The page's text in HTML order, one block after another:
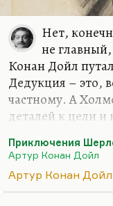
Нет,
не
Конан Дойл
Дедукция – это,
частному. А
деталей к цели
Да и вообще,
ценим Холмса не
большинство его
Приключения
Артур Конан Дойл
Артур Конан Дойл